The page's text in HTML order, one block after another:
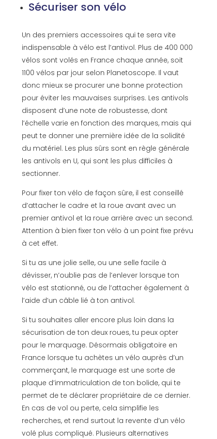
Sécuriser son vélo
Un des premiers accessoires qui te sera vite
indispensable à vélo est l’antivol. Plus de 400 000
vélos sont volés en France chaque année, soit
1100 vélos par jour selon Planetoscope. Il vaut
donc mieux se procurer une bonne protection
pour éviter les mauvaises surprises. Les antivols
disposent d’une note de robustesse, dont
l’échelle varie en fonction des marques, mais qui
peut te donner une première idée de la solidité
du matériel. Les plus sûrs sont en règle générale
les antivols en U, qui sont les plus difficiles à
sectionner.
Pour fixer ton vélo de façon sûre, il est conseillé
d’attacher le cadre et la roue avant avec un
premier antivol et la roue arrière avec un second.
Attention à bien fixer ton vélo à un point fixe prévu
à cet effet.
Si tu as une jolie selle, ou une selle facile à
dévisser, n’oublie pas de l’enlever lorsque ton
vélo est stationné, ou de l’attacher également à
l’aide d’un câble lié à ton antivol.
Si tu souhaites aller encore plus loin dans la
sécurisation de ton deux roues, tu peux opter
pour le marquage. Désormais obligatoire en
France lorsque tu achètes un vélo auprès d’un
commerçant, le marquage est une sorte de
plaque d’immatriculation de ton bolide, qui te
permet de te déclarer propriétaire de ce dernier.
En cas de vol ou perte, cela simplifie les
recherches, et rend surtout la revente d’un vélo
volé plus compliqué. Plusieurs alternatives